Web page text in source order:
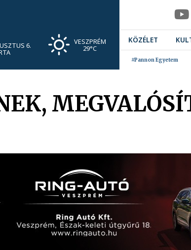
6. VESZPRÉM
29°C
KÖZÉLET
#Pannon Egyetem